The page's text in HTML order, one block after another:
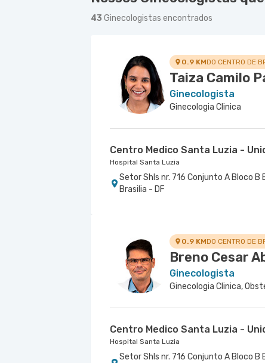
43 Ginecologistas encontrados
0.9 KMDO CENTRO DE
Taiza Camilo
Ginecologista
Ginecologia Clinica
Centro Medico Santa Luzia -
Hospital Santa Luzia
Setor Shls nr. 716 Conjunto A Bloco B
Brasilia - DF
0.9 KMDO CENTRO DE
Breno Cesar
Ginecologista
Ginecologia Clinica,
Centro Medico Santa Luzia -
Hospital Santa Luzia
Setor Shls nr. 716 Conjunto A Bloco B